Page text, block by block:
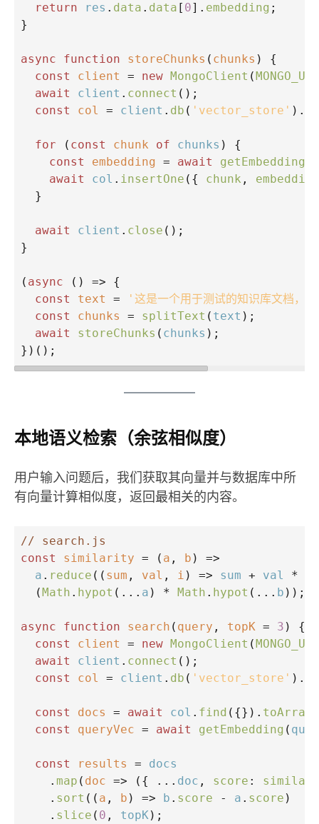
return
res . data . data [ 0]. embedding ;
}
async function storeChunks ( chunks ) {
const
client = new MongoClient ( MONGO_URI
await
client . connect ();
const
col = client . db ( 'vector_store' ).
for ( const chunk of chunks ) {
const
embedding = await getEmbedding
await
col . insertOne ({ chunk , embedding
  }
await client . close ();
}
( async () => {
const
text =
'这是一个用于测试的知识库文档，
const
chunks = splitText ( text );
await
storeChunks ( chunks );
})();
本地语义检索（余弦相似度）
用户输入问题后，我们获取其向量并与数据库中所
有向量计算相似度，返回最相关的内容。
// search.js
const
similarity = ( a , b ) =>
a . reduce (( sum , val , i ) => sum + val *
  (
Math . hypot ( ... a ) * Math . hypot ( ... b ));
async function search ( query , topK = 3 ) {
const
client = new MongoClient (MONGO_URI
await
client . connect ();
const
col = client . db ( 'vector_store' ).
const docs = await col . find ({}). toArray
const
queryVec = await getEmbedding (
const results =
docs
    .
map ( doc => ({ ... doc , score :
    .
sort (( a , b ) => b . score - a . score )
    .
slice ( 0 , topK );